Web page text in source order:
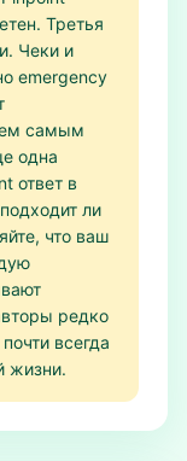
Третья
Чеки и
emergency
самым
одна
ответ в
ли
что ваш
редко
всегда
жизни.